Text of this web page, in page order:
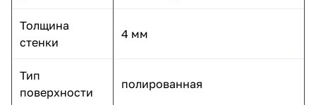
Толщина
стенки
4 мм
Тип
поверхности
полированная